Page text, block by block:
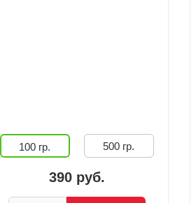
100 гр. 500 гр.
390 руб.